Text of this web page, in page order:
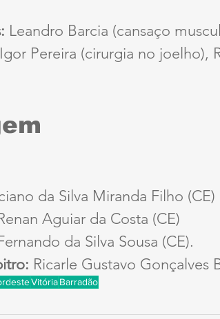
Leandro Barcia (cansaço
Igor Pereira (cirurgia no joelho),
da Silva Miranda Filho (CE)
Aguiar da Costa (CE)
da Silva Sousa (CE).
Ricarle Gustavo Gonçalves
VitóriaBarradão